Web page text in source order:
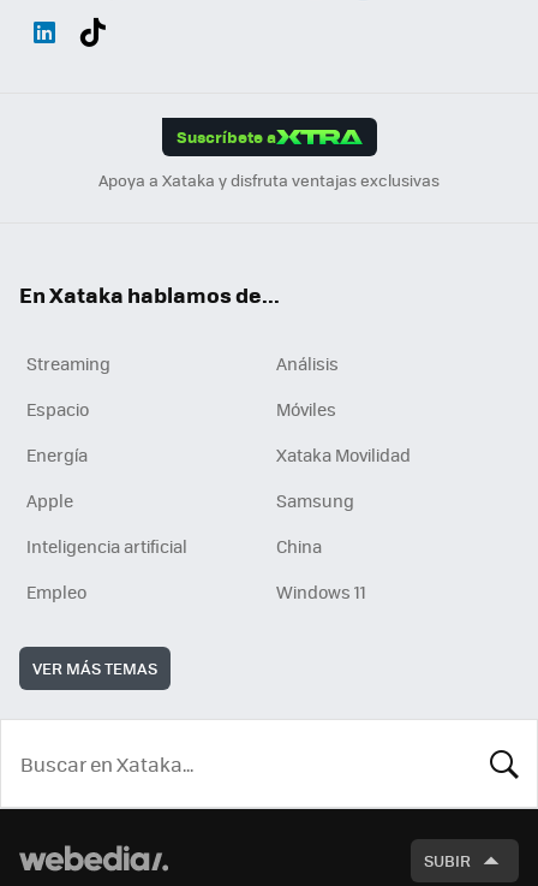
Suscríbete a
Apoya a Xataka y disfruta ventajas exclusivas
En Xataka hablamos de...
Streaming
Análisis
Espacio
Móviles
Energía
Xataka Movilidad
Apple
Samsung
Inteligencia artificial
China
Empleo
Windows 11
VER MÁS TEMAS
SUBIR